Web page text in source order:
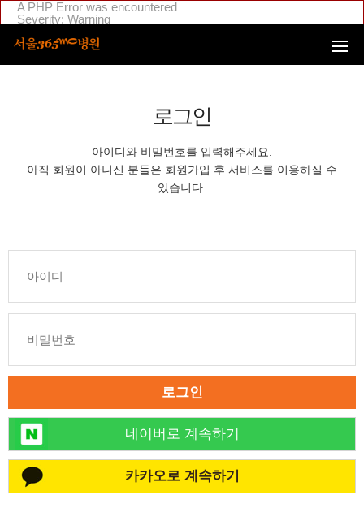
A PHP Error was encountered
Severity: Warning
Filename: _inc/header_body.php
Backtrace:
Function: include
File:
/home/login/public_html/application/views/mobile/seoul/_inc/
Function: include
Function: view
/home/login/public_html/application/controllers/member/
Line: 633
Function: view_print
File: /home/login/public_html/index.php
Function: require_once
본문 바로가기
로그인
아이디와 비밀번호를 입력해주세요.
아직 회원이 아니신 분들은 회원가입 후 서비스를 이용하실 수
있습니다.
로그인
네이버로 계속하기
카카오로 계속하기